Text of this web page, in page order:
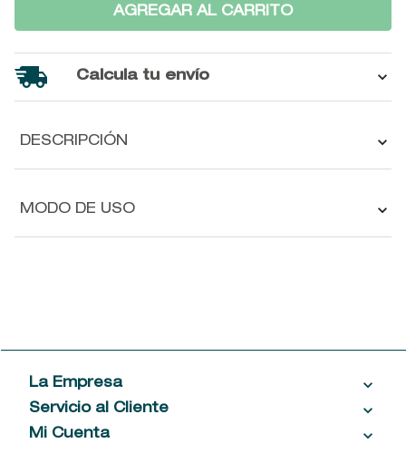
AGREGAR AL CARRITO
Calcula tu envío
DESCRIPCIÓN
MODO DE USO
La Empresa
Acerca de las Fragancias
Ventas al por mayor
Servicio al Cliente
Contáctanos
Mi Cuenta